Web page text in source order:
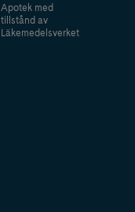
Apotek med
tillstånd av
Läkemedelsverket